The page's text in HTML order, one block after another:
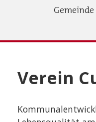
Gemeinde
Verein